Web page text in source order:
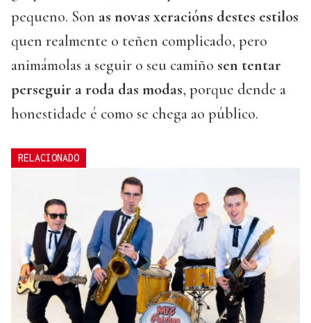
pequeno. Son as novas xeracións destes estilos
quen realmente o teñen complicado, pero
animámolas a seguir o seu camiño sen tentar
perseguir a roda das modas, porque dende a
honestidade é como se chega ao público.
RELACIONADO